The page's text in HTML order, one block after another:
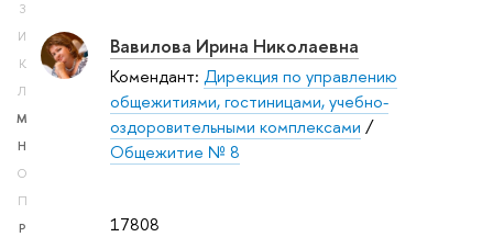
З
И
К
Л
М
Н
О
П
Р
17808
Вавилова Ирина Николаевна
Комендант: Дирекция по управлению
общежитиями, гостиницами, учебно-
оздоровительными комплексами /
Общежитие № 8